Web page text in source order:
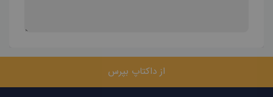
از داکتاپ بپرس